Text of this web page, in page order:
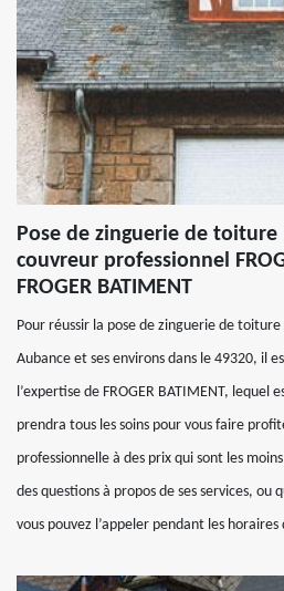
Pose de zinguerie de toiture
couvreur professionnel
FROGER BATIMENT
Pour réussir la pose de zinguerie de toiture
Aubance et ses environs dans le 49320, il
l’expertise de FROGER BATIMENT,
prendra tous les soins pour vous faire
professionnelle à des prix qui sont les
des questions à propos de ses services, ou
vous pouvez l’appeler pendant les